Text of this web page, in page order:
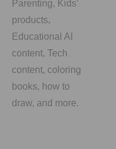
Parenting, Kids’
products,
Educational AI
content, Tech
content, coloring
books, how to
draw, and more.